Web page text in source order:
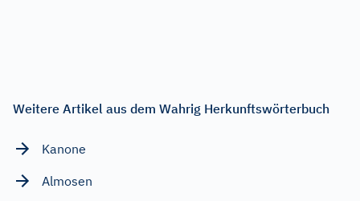
Weitere Artikel aus dem Wahrig Herkunftswörterbuch
Kanone
Almosen